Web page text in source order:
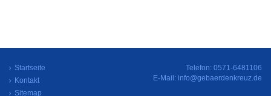
Startseite
Kontakt
Sitemap
Telefon: 0571-6481106
E-Mail: info@gebaerdenkreuz.de